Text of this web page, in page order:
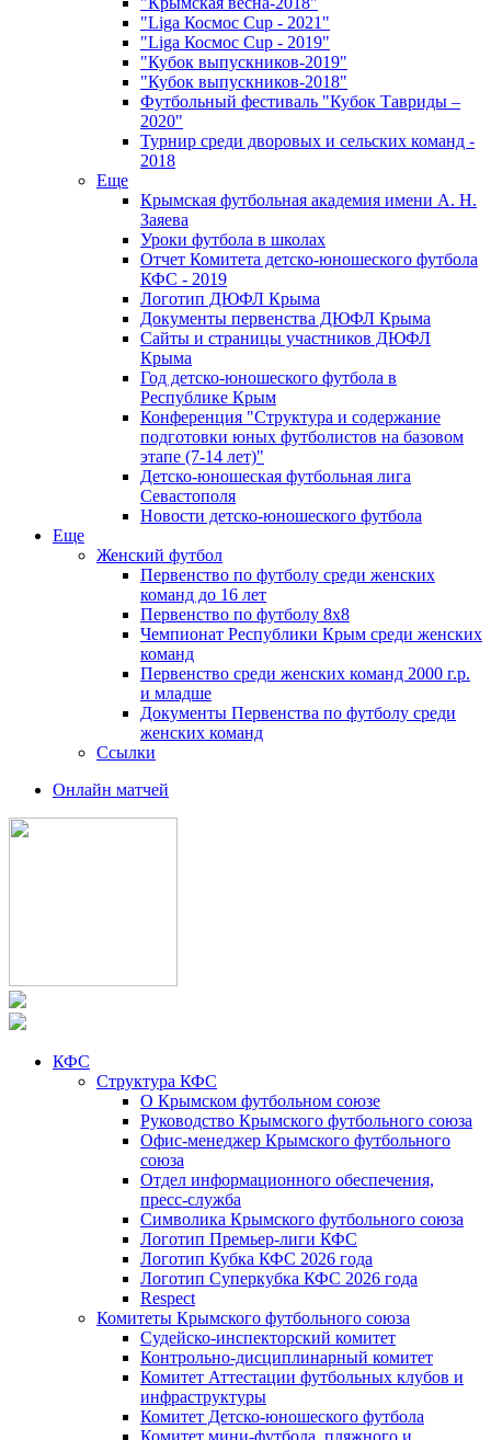
"Liga Космос Cup - 2021"
"Liga Космос Cup - 2019"
"Кубок выпускников-2019"
"Кубок выпускников-2018"
Футбольный фестиваль "Кубок Тавриды –
2020"
Турнир среди дворовых и сельских команд -
2018
Еще
Крымская футбольная академия имени А. Н.
Заяева
Уроки футбола в школах
Отчет Комитета детско-юношеского футбола
КФС - 2019
Логотип ДЮФЛ Крыма
Документы первенства ДЮФЛ Крыма
Сайты и страницы участников ДЮФЛ
Крыма
Год детско-юношеского футбола в
Республике Крым
Конференция "Структура и содержание
подготовки юных футболистов на базовом
этапе (7-14 лет)"
Детско-юношеская футбольная лига
Севастополя
Новости детско-юношеского футбола
Еще
Женский футбол
Первенство по футболу среди женских
команд до 16 лет
Первенство по футболу 8х8
Чемпионат Республики Крым среди женских
команд
Первенство среди женских команд 2000 г.р.
и младше
Документы Первенства по футболу среди
женских команд
Ссылки
Онлайн матчей
КФС
Структура КФС
О Крымском футбольном союзе
Руководство Крымского футбольного союза
Офис-менеджер Крымского футбольного
союза
Отдел информационного обеспечения,
пресс-служба
Символика Крымского футбольного союза
Логотип Премьер-лиги КФС
Логотип Кубка КФС 2026 года
Логотип Суперкубка КФС 2026 года
Respect
Комитеты Крымского футбольного союза
Судейско-инспекторский комитет
Контрольно-дисциплинарный комитет
Комитет Аттестации футбольных клубов и
инфраструктуры
Комитет Детско-юношеского футбола
Комитет мини-футбола, пляжного и